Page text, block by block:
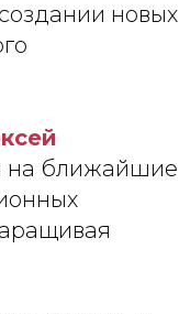
новых
на ближайшие